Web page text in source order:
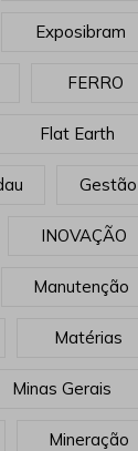
Exposibram
FERRO
Flat Earth
Gestão
INOVAÇÃO
Manutenção
Matérias
Minas Gerais
Mineração